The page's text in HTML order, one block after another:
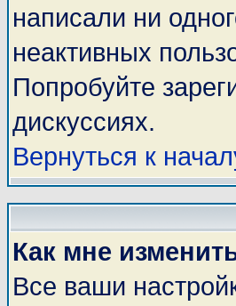
написали ни
неактивных
Попробуйте
дискуссиях.
Вернуться к
Как мне
Все ваши